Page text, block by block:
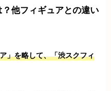
他フィギュアとの違い
」を略して、「渋スクフィ